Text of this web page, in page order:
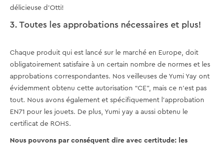
délicieuse d’Otti!
3. Toutes les approbations nécessaires et plus!
Chaque produit qui est lancé sur le marché en Europe, doit
obligatoirement satisfaire à un certain nombre de normes et les
approbations correspondantes. Nos veilleuses de Yumi Yay ont
évidemment obtenu cette autorisation “CE”, mais ce n’est pas
tout. Nous avons également et spécifiquement l’approbation
EN71 pour les jouets. De plus, Yumi yay a aussi obtenu le
certificat de ROHS.
Nous pouvons par conséquent dire avec certitude: les